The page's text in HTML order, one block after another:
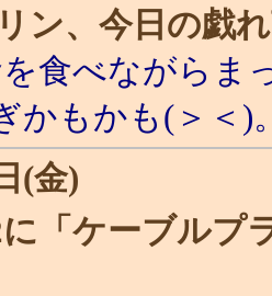
ン、今日の戯
食べながらま
かもかも(＞＜)
(金)
「ケーブルプ